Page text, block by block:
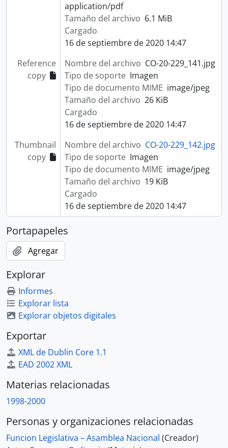
application/pdf
Tamaño del archivo 6.1 MiB
Cargado
16 de septiembre de 2020 14:47
Reference
copy
Nombre del archivo CO-20-229_141.jpg
Tipo de soporte Imagen
Tipo de documento MIME image/jpeg
Tamaño del archivo 26 KiB
Cargado
16 de septiembre de 2020 14:47
Thumbnail
copy
Nombre del archivo CO-20-229_142.jpg
Tipo de soporte Imagen
Tipo de documento MIME image/jpeg
Tamaño del archivo 19 KiB
Cargado
16 de septiembre de 2020 14:47
Portapapeles
Agregar
Explorar
Informes
Explorar lista
Explorar objetos digitales
Exportar
XML de Dublin Core 1.1
EAD 2002 XML
Materias relacionadas
1998-2000
Personas y organizaciones relacionadas
Funcion Legislativa – Asamblea Nacional (Creador)